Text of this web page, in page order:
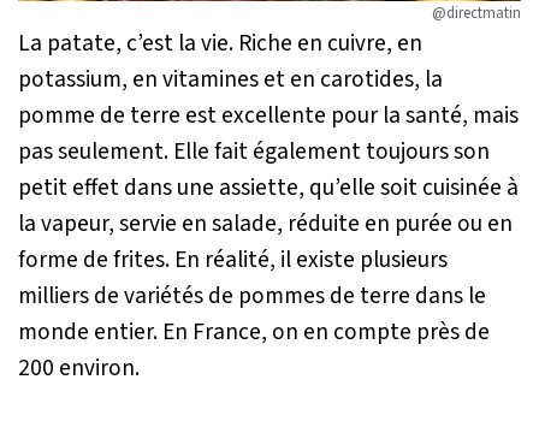
@directmatin
La patate, c’est la vie. Riche en cuivre, en
potassium, en vitamines et en carotides, la
pomme de terre est excellente pour la santé, mais
pas seulement. Elle fait également toujours son
petit effet dans une assiette, qu’elle soit cuisinée à
la vapeur, servie en salade, réduite en purée ou en
forme de frites. En réalité, il existe plusieurs
milliers de variétés de pommes de terre dans le
monde entier. En France, on en compte près de
200 environ.